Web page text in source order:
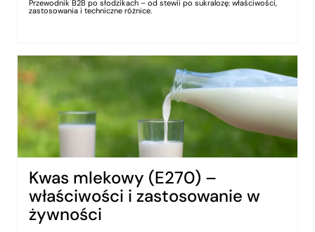
Przewodnik B2B po słodzikach – od stewii po sukralozę: właściwości,
zastosowania i techniczne różnice.
Kwas mlekowy (E270) –
właściwości i zastosowanie w
żywności